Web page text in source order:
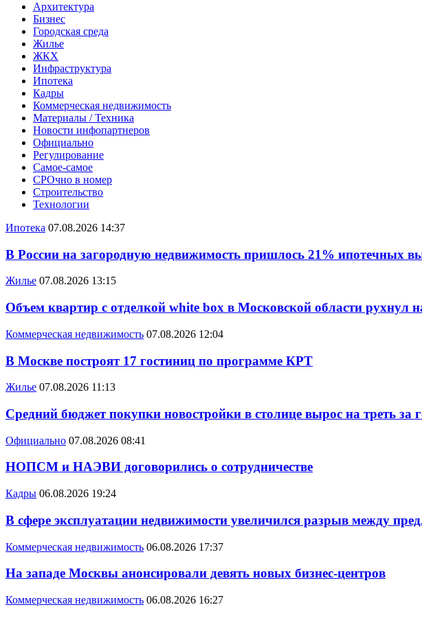
Архитектура
Бизнес
Городская среда
Жилье
ЖКХ
Инфраструктура
Ипотека
Кадры
Коммерческая недвижимость
Материалы / Техника
Новости инфопартнеров
Официально
Регулирование
Самое-самое
СРОчно в номер
Строительство
Технологии
Ипотека 07.08.2026 14:37
В России на загородную недвижимость пришлось 21% ипотечных
Жилье 07.08.2026 13:15
Объем квартир с отделкой white box в Московской области рухнул
Коммерческая недвижимость 07.08.2026 12:04
В Москве построят 17 гостиниц по программе КРТ
Жилье 07.08.2026 11:13
Средний бюджет покупки новостройки в столице вырос на треть за
Официально 07.08.2026 08:41
НОПСМ и НАЭВИ договорились о сотрудничестве
Кадры 06.08.2026 19:24
В сфере эксплуатации недвижимости увеличился разрыв между
Коммерческая недвижимость 06.08.2026 17:37
На западе Москвы анонсировали девять новых бизнес-центров
Коммерческая недвижимость 06.08.2026 16:27